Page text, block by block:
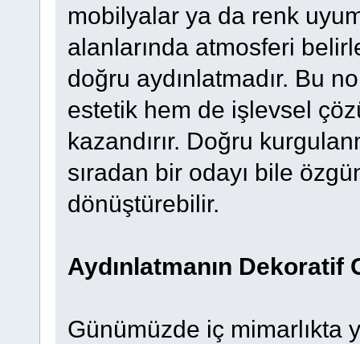
mobilyalar ya da renk
alanlarında atmosferi
doğru aydınlatmadır. Bu
estetik hem de işlevsel
kazandırır. Doğru
sıradan bir odayı bile
dönüştürebilir.
Aydınlatmanın Dekoratif
Günümüzde iç mimarlıkta